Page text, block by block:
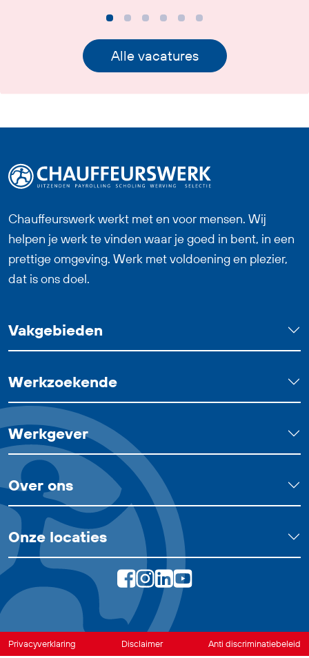
Alle vacatures
Chauffeurswerk werkt met en voor mensen. Wij
helpen je werk te vinden waar je goed in bent, in een
prettige omgeving. Werk met voldoening en plezier,
dat is ons doel.
Vakgebieden
Werkzoekende
Werkgever
Over ons
Onze locaties
Privacyverklaring Disclaimer Anti discriminatiebeleid